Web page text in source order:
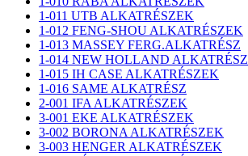
1-011 UTB ALKATRÉSZEK
1-012 FENG-SHOU ALKATRÉSZEK
1-013 MASSEY FERG.ALKATRÉSZ
1-014 NEW HOLLAND ALKATRÉSZ
1-015 IH CASE ALKATRÉSZEK
1-016 SAME ALKATRÉSZ
2-001 IFA ALKATRÉSZEK
3-001 EKE ALKATRÉSZEK
3-002 BORONA ALKATRÉSZEK
3-003 HENGER ALKATRÉSZEK